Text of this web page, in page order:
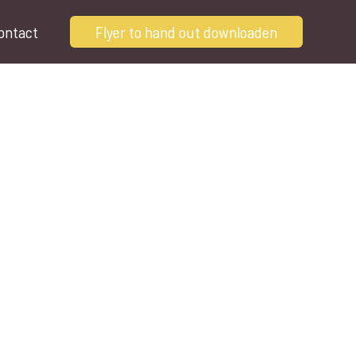
Flyer to hand out downloaden